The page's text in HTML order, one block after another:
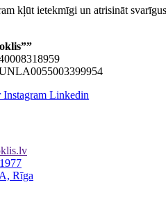
kļūt ietekmīgi un atrisināt
Instagram Linkedin
Rīga